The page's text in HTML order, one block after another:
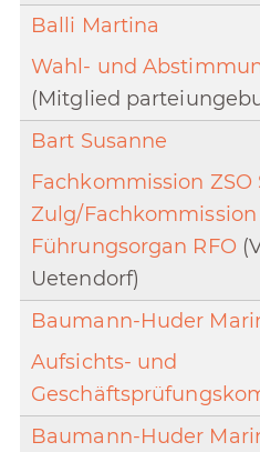
Balli Martina
Wahl- und
(Mitglied
Bart Susanne
Fachkommission
Zulg/
Führungsorgan RFO
Uetendorf)
Baumann-Huder
Aufsichts- und
Baumann-Huder